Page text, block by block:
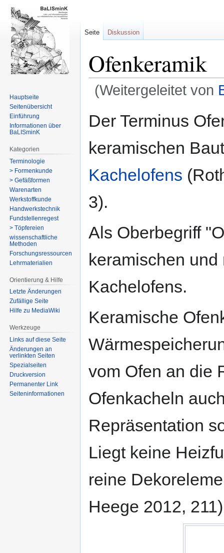
Ofenkeramik
(Weitergeleitet von
Navigation
Suche
Der Terminus
keramischen
Kachelofens
3).
Als Oberbegriff
keramischen
Kachelofens.
Keramische
vom Ofen an die
Ofenkacheln
Repräsentation
Liegt keine
reine
Heege 2012,
Seite Diskussion
Hauptseite
Seitenübersicht
Einführung
Informationen über
BaLISminK
Kategorien
Terminologie
> Formenkunde
> Gefäßformen
Warenarten
Werkstoffkunde
Handwerkstechnik
Fundstellenregest
> Töpfereien
wissenschaftliche
Methoden
Forschungsressourcen
Lehrmaterialien
Orientierung & Hilfe
Letzte Änderungen
Zufällige Seite
Hilfe zu MediaWiki
Werkzeuge
Links auf diese Seite
Änderungen an
verlinkten Seiten
Spezialseiten
Druckversion
Permanenter Link
Seiten­­informationen